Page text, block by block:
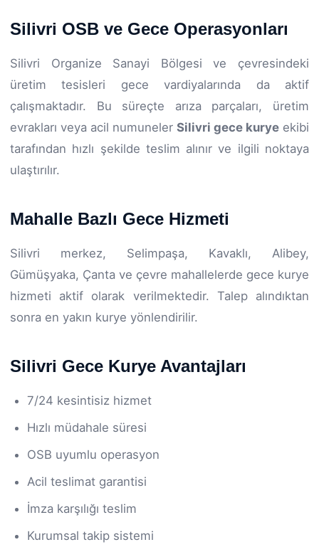
Silivri OSB ve Gece Operasyonları
Silivri Organize Sanayi Bölgesi ve çevresindeki
üretim tesisleri gece vardiyalarında da aktif
çalışmaktadır. Bu süreçte arıza parçaları, üretim
evrakları veya acil numuneler Silivri gece kurye ekibi
tarafından hızlı şekilde teslim alınır ve ilgili noktaya
ulaştırılır.
Mahalle Bazlı Gece Hizmeti
Silivri merkez, Selimpaşa, Kavaklı, Alibey,
Gümüşyaka, Çanta ve çevre mahallelerde gece kurye
hizmeti aktif olarak verilmektedir. Talep alındıktan
sonra en yakın kurye yönlendirilir.
Silivri Gece Kurye Avantajları
7/24 kesintisiz hizmet
Hızlı müdahale süresi
OSB uyumlu operasyon
Acil teslimat garantisi
İmza karşılığı teslim
Kurumsal takip sistemi